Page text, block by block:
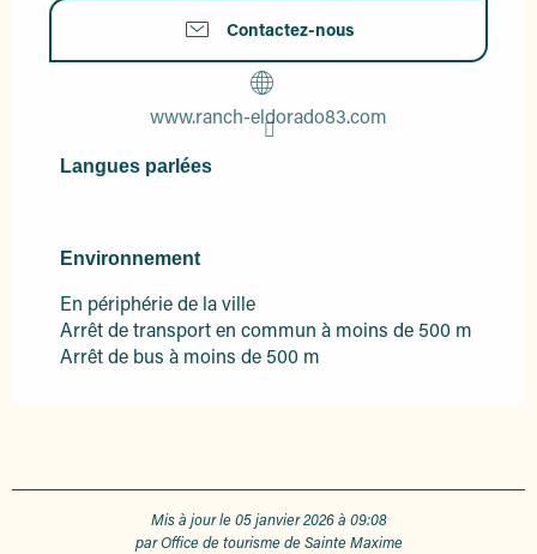
Contactez-nous
www.ranch-eldorado83.com
Langues parlées
Langues parlées
Environnement
Environnement
En périphérie de la ville
Arrêt de transport en commun à moins de 500 m
Arrêt de bus à moins de 500 m
Mis à jour le 05 janvier 2026 à 09:08
par Office de tourisme de Sainte Maxime